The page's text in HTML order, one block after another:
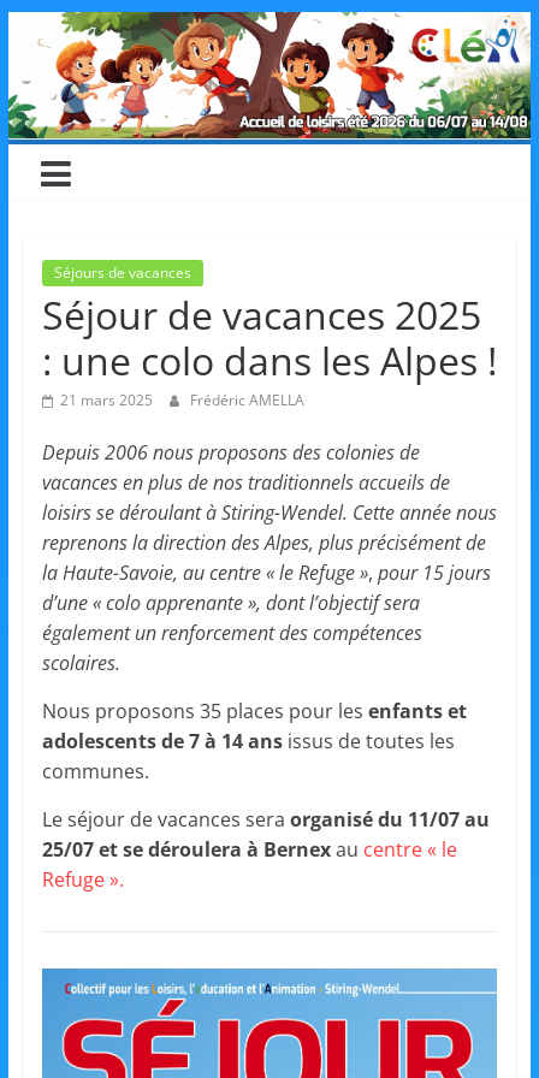
content
CLéA
–
les
Loisirs,
l'éducation
et
l'Animation
–
Stiring-
Wendel
i
s
i
Séjours de vacances
Séjour de vacances 2025
: une colo dans les Alpes !
21 mars 2025 Frédéric AMELLA
Depuis 2006 nous proposons des colonies de
vacances en plus de nos traditionnels accueils de
loisirs se déroulant à Stiring-Wendel. Cette année nous
reprenons la direction des Alpes, plus précisément de
la Haute-Savoie, au centre « le Refuge », pour 15 jours
d’une « colo apprenante », dont l’objectif sera
également un renforcement des compétences
scolaires.
Nous proposons 35 places pour les enfants et
adolescents de 7 à 14 ansissus de toutes les
communes.
Le séjour de vacances sera organisé du 11/07 au
25/07 et se déroulera à Bernexau centre « le
Refuge ».